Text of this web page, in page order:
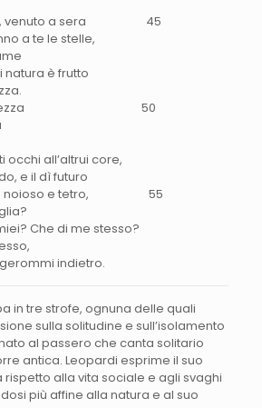
venuto a sera 45
a te le stelle,
natura è frutto
vecchiezza 50
occhi all’altrui core,
e il dì futuro
più noioso e tetro, 55
Che di me stesso?
indietro.
in tre strofe, ognuna delle quali
sulla solitudine e sull’isolamento
al passero che canta solitario
antica. Leopardi esprime il suo
alla vita sociale e agli svaghi
più affine alla natura e al suo